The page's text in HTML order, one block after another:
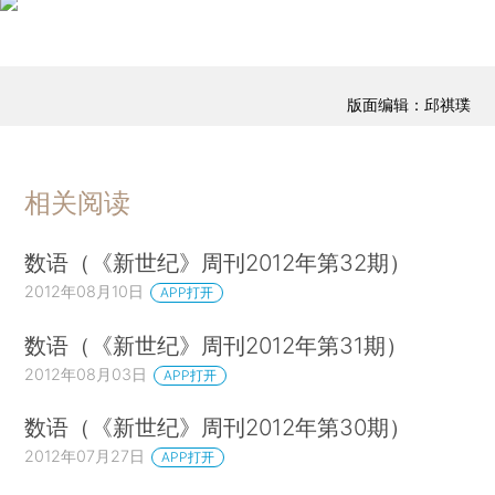
版面编辑：邱祺璞
相关阅读
数语（《新世纪》周刊2012年第32期）
2012年08月10日 APP打开
数语（《新世纪》周刊2012年第31期）
2012年08月03日 APP打开
数语（《新世纪》周刊2012年第30期）
2012年07月27日 APP打开